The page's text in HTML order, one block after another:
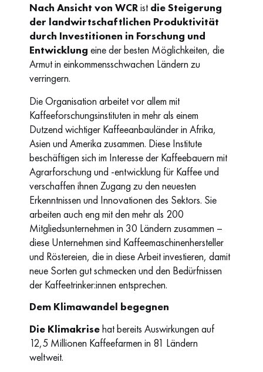
Nach Ansicht von WCRist die Steigerung
der landwirtschaftlichen Produktivität
durch Investitionen in Forschung und
Entwicklungeine der besten Möglichkeiten, die
Armut in einkommensschwachen Ländern zu
verringern.
Die Organisation arbeitet vor allem mit
Kaffeeforschungsinstituten in mehr als einem
Dutzend wichtiger Kaffeeanbauländer in Afrika,
Asien und Amerika zusammen. Diese Institute
beschäftigen sich im Interesse der Kaffeebauern mit
Agrarforschung und -entwicklung für Kaffee und
verschaffen ihnen Zugang zu den neuesten
Erkenntnissen und Innovationen des Sektors. Sie
arbeiten auch eng mit den mehr als 200
Mitgliedsunternehmen in 30 Ländern zusammen –
diese Unternehmen sind Kaffeemaschinenhersteller
und Röstereien, die in diese Arbeit investieren, damit
neue Sorten gut schmecken und den Bedürfnissen
der Kaffeetrinker:innen entsprechen.
Dem Klimawandel begegnen
Die Klimakrisehat bereits Auswirkungen auf
12,5 Millionen Kaffeefarmen in 81 Ländern
weltweit.